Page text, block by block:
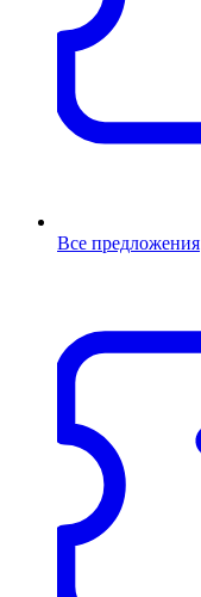
Все предложения